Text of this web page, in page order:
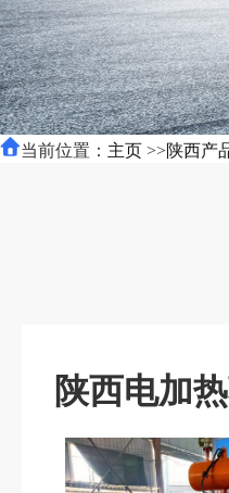
当前位置： 主页 >>陕西产
陕西电加